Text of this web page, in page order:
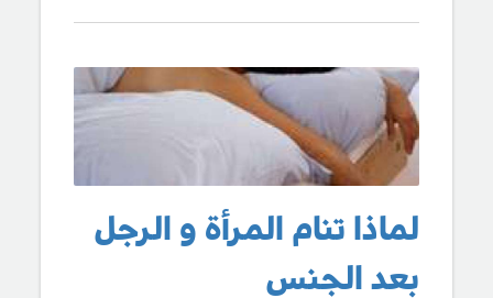
لماذا تنام المرأة و الرجل
بعد الجنس